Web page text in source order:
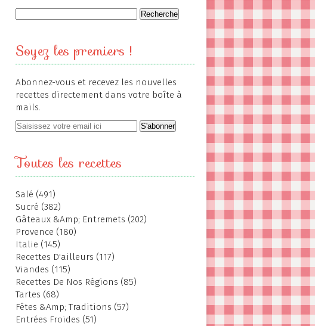
Soyez les premiers !
Abonnez-vous et recevez les nouvelles
recettes directement dans votre boîte à
mails.
Toutes les recettes
Salé (491)
Sucré (382)
Gâteaux &Amp; Entremets (202)
Provence (180)
Italie (145)
Recettes D'ailleurs (117)
Viandes (115)
Recettes De Nos Régions (85)
Tartes (68)
Fêtes &Amp; Traditions (57)
Entrées Froides (51)